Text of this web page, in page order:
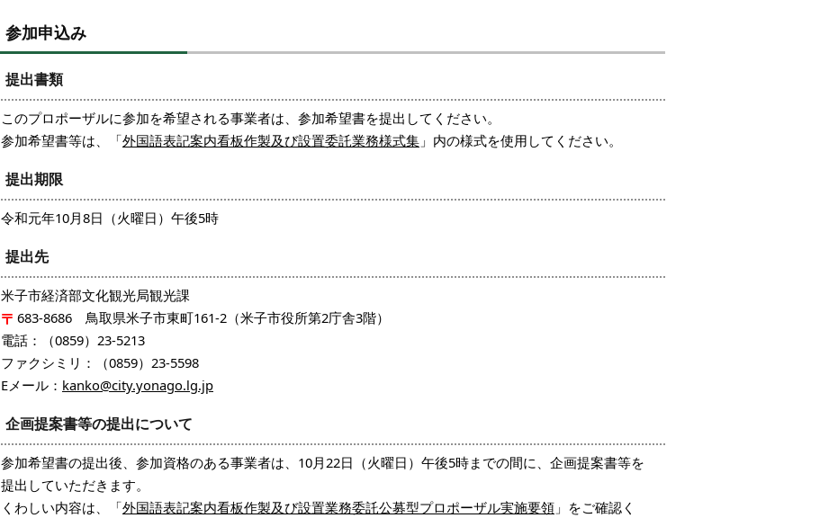
参加申込み
提出書類
このプロポーザルに参加を希望される事業者は、参加希望書を提出してください。
参加希望書等は、「外国語表記案内看板作製及び設置委託業務様式集 」内の様式を使用してください。
提出期限
令和元年10月8日（火曜日）午後5時
提出先
米子市経済部文化観光局観光課
683-8686 鳥取県米子市東町161-2（米子市役所第2庁舎3階）
電話：（0859）23-5213
ファクシミリ：（0859）23-5598
Eメール： kanko@city.yonago.lg.jp
企画提案書等の提出について
参加希望書の提出後、参加資格のある事業者は、10月22日（火曜日）午後5時までの間に、企画提案書等を
提出していただきます。
くわしい内容は、「外国語表記案内看板作製及び設置業務委託公募型プロポーザル実施要領 」をご確認く